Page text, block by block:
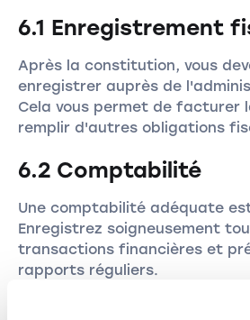
6.1 Enregistrement
Après la constitution, vous
enregistrer auprès de
Cela vous permet de facturer
remplir d'autres obligations
6.2 Comptabilité
Une comptabilité adéquate
Enregistrez soigneusement
transactions financières et
rapports réguliers.